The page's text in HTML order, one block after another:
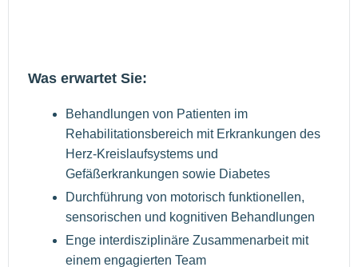
Was erwartet Sie:
Behandlungen von Patienten im
Rehabilitationsbereich mit Erkrankungen des
Herz-Kreislaufsystems und
Gefäßerkrankungen sowie Diabetes
Durchführung von motorisch funktionellen,
sensorischen und kognitiven Behandlungen
Enge interdisziplinäre Zusammenarbeit mit
einem engagierten Team